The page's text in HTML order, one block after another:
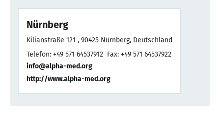
Nürnberg
Kilianstraße 121 , 90425 Nürnberg, Deutschland
Telefon: +49 571 64537912 Fax: +49 571 64537922
info@alpha-med.org
http://www.alpha-med.org